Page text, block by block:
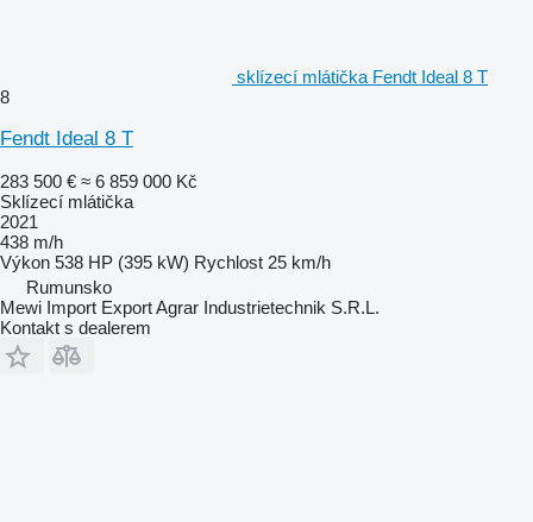
sklízecí mlátička Fendt Ideal 8 T
8
Fendt Ideal 8 T
283 500 € ≈ 6 859 000 Kč
Sklízecí mlátička
2021
438 m/h
Výkon 538 HP (395 kW) Rychlost 25 km/h
Rumunsko
Mewi Import Export Agrar Industrietechnik S.R.L.
Kontakt s dealerem